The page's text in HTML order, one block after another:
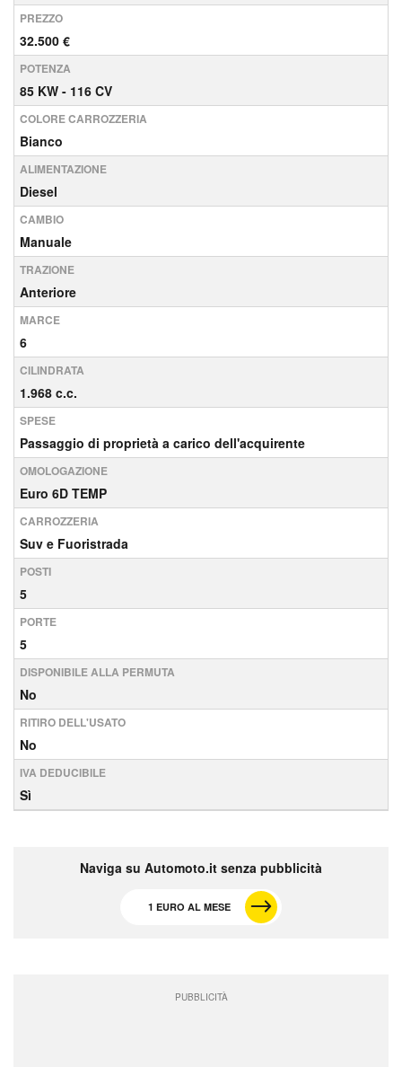
PREZZO
32.500 €
POTENZA
85 KW - 116 CV
COLORE CARROZZERIA
Bianco
ALIMENTAZIONE
Diesel
CAMBIO
Manuale
TRAZIONE
Anteriore
MARCE
6
CILINDRATA
1.968 c.c.
SPESE
Passaggio di proprietà a carico dell'acquirente
OMOLOGAZIONE
Euro 6D TEMP
CARROZZERIA
Suv e Fuoristrada
POSTI
5
PORTE
5
DISPONIBILE ALLA PERMUTA
No
RITIRO DELL'USATO
No
IVA DEDUCIBILE
Sì
Naviga su Automoto.it senza pubblicità
1 EURO AL MESE
PUBBLICITÀ